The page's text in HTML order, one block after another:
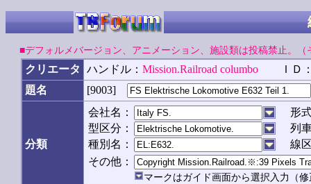
■デフォルメバージョン、アニメーション、施設類は投稿禁止。（
クリエータ ハンドル： Mission.Railroad columbo ＩＤ
題名
[9003]
分類
会社名：
型区分：
種別名：
形
列
線
その他：
マークはガイド画面から選択入力（